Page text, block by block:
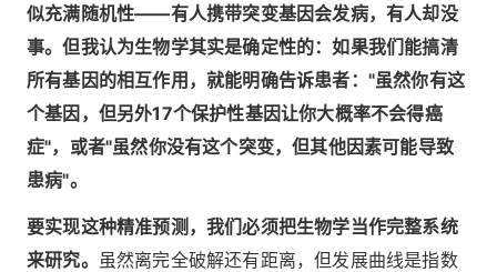
似充满随机性——有人携带突变基因会发病，有人却没
事。但我认为生物学其实是确定性的：如果我们能搞清
所有基因的相互作用，就能明确告诉患者："虽然你有这
个基因，但另外17个保护性基因让你大概率不会得癌
症"，或者"虽然你没有这个突变，但其他因素可能导致
患病"。
要实现这种精准预测，我们必须把生物学当作完整系统
来研究。 虽然离完全破解还有距离，但发展曲线是指数